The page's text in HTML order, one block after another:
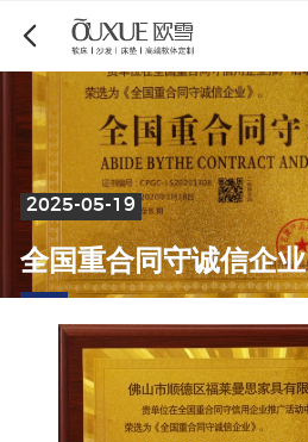
博遇
麻艺坊
2025-05-19
全国重合同守诚信企业